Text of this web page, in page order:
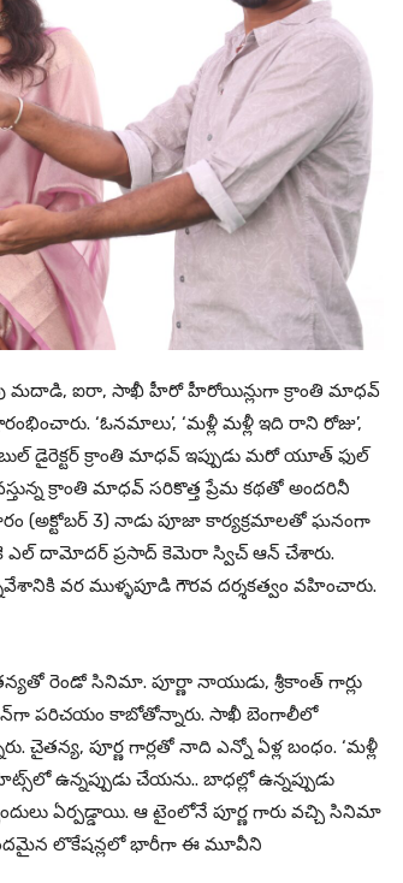
మదాడి, ఐరా, సాఖీ హీరో హీరోయిన్లుగా క్రాంతి మాధవ్
‘ఓనమాలు’, ‘మళ్లీ మళ్లీ ఇది రాని రోజు’,
డైరెక్టర్ క్రాంతి మాధవ్ ఇప్పుడు మరో యూత్ ఫుల్
క్రాంతి మాధవ్ సరికొత్త ప్రేమ కథతో అందరినీ
(అక్టోబర్ 3) నాడు పూజా కార్యక్రమాలతో ఘనంగా
కె ఎల్ దామోదర్ ప్రసాద్ కెమెరా స్విచ్ ఆన్ చేశారు.
వర ముళ్ళపూడి గౌరవ దర్శకత్వం వహించారు.
రెండో సినిమా. పూర్ణా నాయుడు, శ్రీకాంత్ గార్లు
పరిచయం కాబోతోన్నారు. సాఖీ బెంగాలీలో
పూర్ణ గార్లతో నాది ఎన్నో ఏళ్ల బంధం. ‘మళ్లీ
ఉన్నప్పుడు చేయను.. బాధల్లో ఉన్నప్పుడు
ఏర్పడ్డాయి. ఆ టైంలోనే పూర్ణ గారు వచ్చి సినిమా
లొకేషన్లలో భారీగా ఈ మూవీని